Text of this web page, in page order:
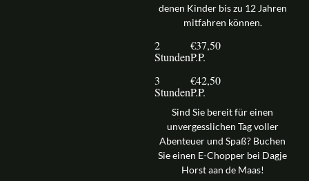
denen Kinder bis zu 12 Jahren
mitfahren können.
2
Stunden
€37,50
P.p.
3
Stunden
€42,50
P.p.
Sind Sie bereit für einen
unvergesslichen Tag voller
Abenteuer und Spaß? Buchen
Sie einen E-Chopper bei Dagje
Horst aan de Maas!